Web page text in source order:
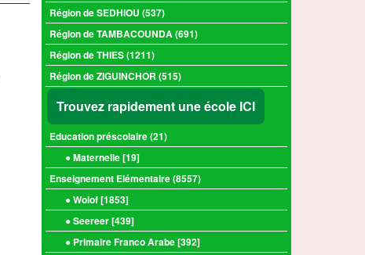
Région de SEDHIOU (537)
Région de TAMBACOUNDA (691)
Région de THIES (1211)
Région de ZIGUINCHOR (515)
Trouvez rapidement une école ICI
Education préscolaire (21)
● Maternelle [19]
Enseignement Elémentaire (8557)
● Wolof [1853]
● Seereer [439]
● Primaire Franco Arabe [392]